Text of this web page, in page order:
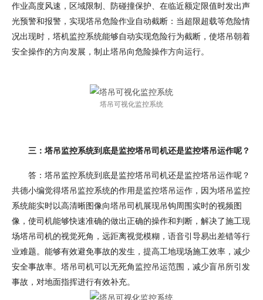
作业高度风速，区域限制、防碰撞保护、在临近额定限值时发出声
光预警和报警，实现塔吊危险作业自动截断：当超限超载等危险情
况出现时，塔机监控系统能够自动实现危险行为截断，使塔吊朝着
安全操作的方向发展，制止塔吊向危险操作方向运行。
塔吊可视化监控系统
三：塔吊监控系统到底是监控塔吊司机还是监控塔吊运作呢？
答：塔吊监控系统到底是监控塔吊司机还是监控塔吊运作呢？
共德小编觉得塔吊监控系统的作用是监控塔吊运作，因为塔吊监控
系统能实时以高清晰图像向塔吊司机展现吊钩周围实时的视频图
像，使司机能够快速准确的做出正确的操作和判断，解决了施工现
场塔吊司机的视觉死角，远距离视觉模糊，语音引导易出差错等行
业难题。能够有效避免事故的发生，提高工地现场施工效率，减少
安全事故率。塔吊司机可以无死角监控吊运范围，减少盲吊所引发
事故，对地面指挥进行有效补充。